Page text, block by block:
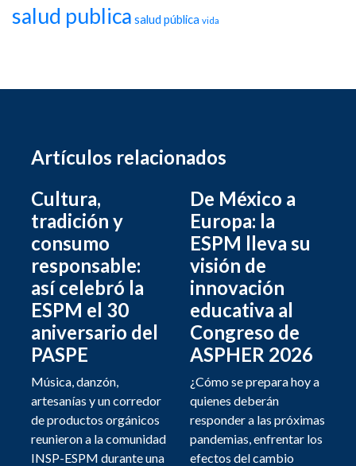
salud publica salud pública vida
Artículos relacionados
Cultura,
tradición y
consumo
responsable:
así celebró la
ESPM el 30
aniversario del
PASPE
Música, danzón,
artesanías y un corredor
de productos orgánicos
reunieron a la comunidad
INSP-ESPM durante una
De México a
Europa: la
ESPM lleva su
visión de
innovación
educativa al
Congreso de
ASPHER 2026
¿Cómo se prepara hoy a
quienes deberán
responder a las próximas
pandemias, enfrentar los
efectos del cambio